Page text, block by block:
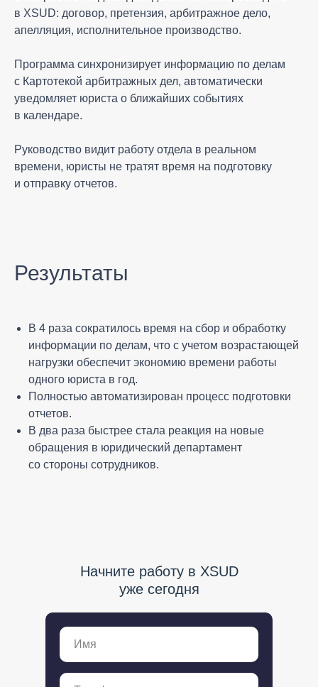
в XSUD: договор, претензия, арбитражное дело,
апелляция, исполнительное производство.
Программа синхронизирует информацию по делам
с Картотекой арбитражных дел, автоматически
уведомляет юриста о ближайших событиях
в календаре.
Руководство видит работу отдела в реальном
времени, юристы не тратят время на подготовку
и отправку отчетов.
Результаты
В 4 раза сократилось время на сбор и обработку
информации по делам, что с учетом возрастающей
нагрузки обеспечит экономию времени работы
одного юриста в год.
Полностью автоматизирован процесс подготовки
отчетов.
В два раза быстрее стала реакция на новые
обращения в юридический департамент
со стороны сотрудников.
Начните работу в XSUD
уже сегодня